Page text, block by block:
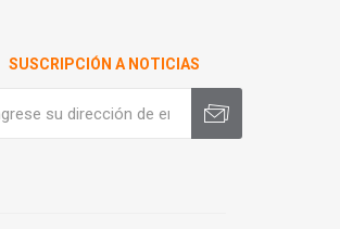
SUSCRIPCIÓN A NOTICIAS